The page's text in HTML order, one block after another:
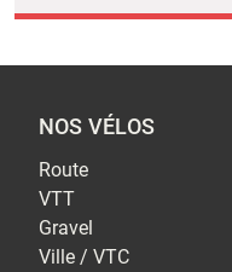
NOS VÉLOS
Route
VTT
Gravel
Ville / VTC